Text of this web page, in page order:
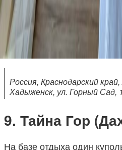
Россия, Краснодарский
Хадыженск, ул. Горный Сад,
Тайна Гор
На базе отдыха один